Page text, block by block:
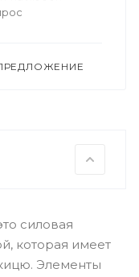
силовая
которая имеет
Элементы